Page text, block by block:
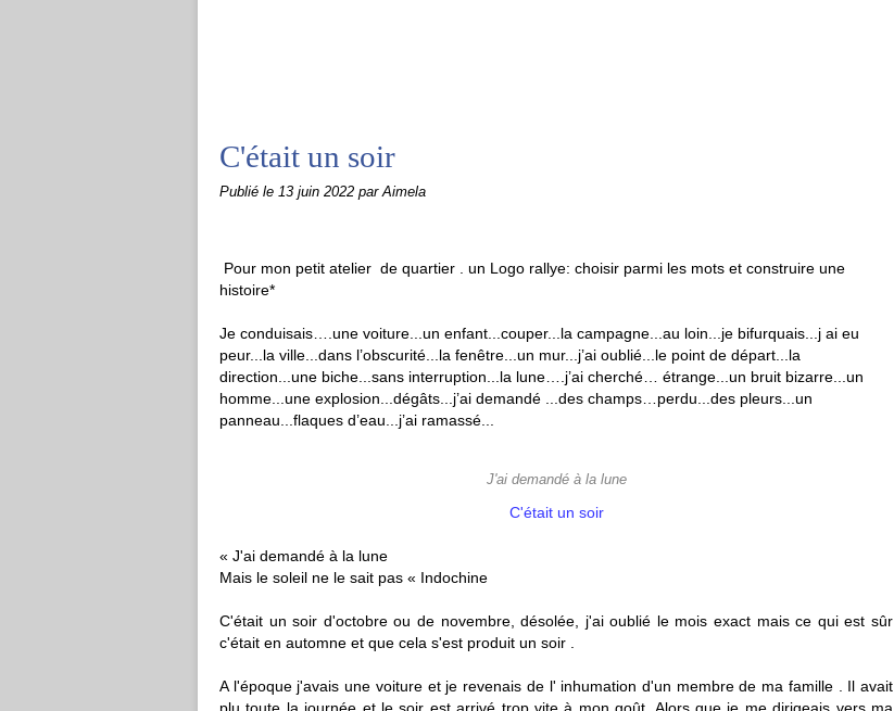
C'était un soir
Publié le 13 juin 2022 par Aimela
Pour mon petit atelier de quartier . un Logo rallye: choisir parmi les mots et construire une
histoire*
Je conduisais….une voiture...un enfant...couper...la campagne...au loin...je bifurquais...j ai eu
peur...la ville...dans l’obscurité...la fenêtre...un mur...j’ai oublié...le point de départ...la
direction...une biche...sans interruption...la lune….j’ai cherché… étrange...un bruit bizarre...un
homme...une explosion...dégâts...j’ai demandé ...des champs…perdu...des pleurs...un
panneau...flaques d’eau...j’ai ramassé...
J'ai demandé à la lune
C'était un soir
« J'ai demandé à la lune
Mais le soleil ne le sait pas « Indochine
C'était un soir d'octobre ou de novembre, désolée, j'ai oublié le mois exact mais ce qui est sûr
c'était en automne et que cela s'est produit un soir .
A l'époque j'avais une voiture et je revenais de l' inhumation d'un membre de ma famille . Il avait